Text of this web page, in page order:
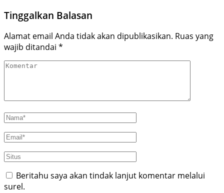
Tinggalkan Balasan
Alamat email Anda tidak akan dipublikasikan. Ruas yang
wajib ditandai *
Beritahu saya akan tindak lanjut komentar melalui
surel.